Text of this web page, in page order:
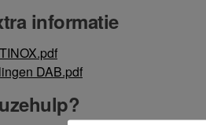
informatie
DAB.pdf